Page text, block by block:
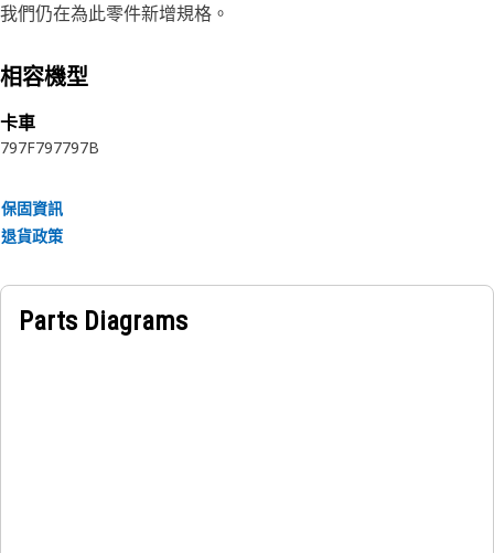
我們仍在為此零件新增規格。
相容機型
卡車
797F797797B
保固資訊
退貨政策
Parts Diagrams